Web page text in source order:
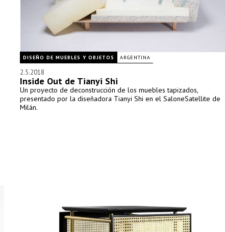
DISEÑO DE MUEBLES Y OBJETOS ARGENTINA
2.5.2018
Inside Out de Tianyi Shi
Un proyecto de deconstrucción de los muebles tapizados,
presentado por la diseñadora Tianyi Shi en el SaloneSatellite de
Milán.